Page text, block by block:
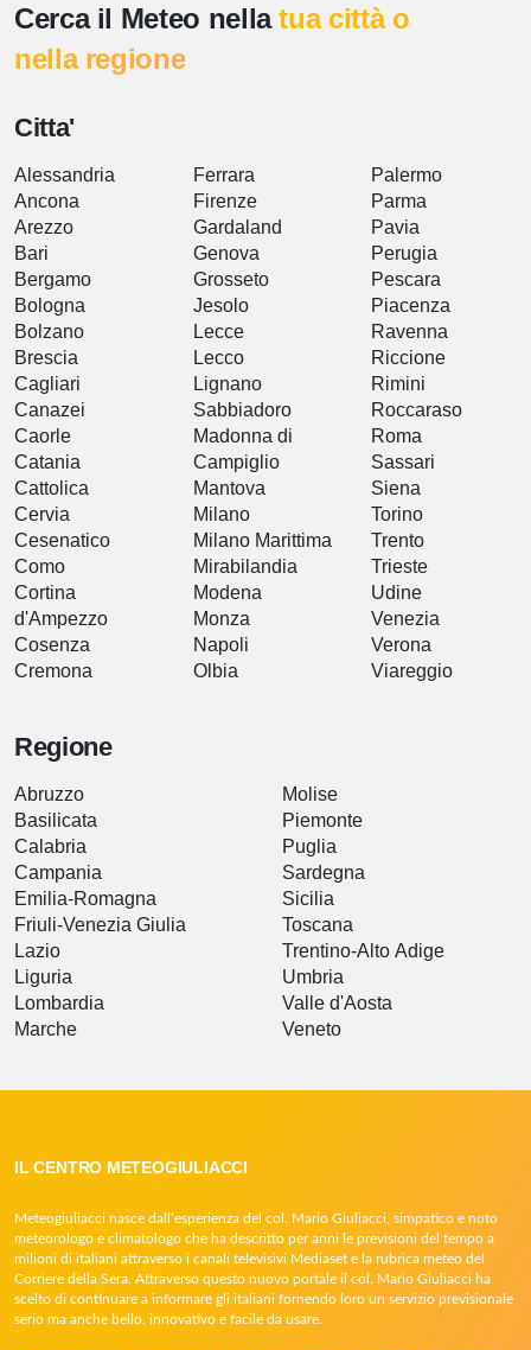
Cerca il Meteo nellatua città o
nella regione
Citta'
Alessandria
Ancona
Arezzo
Bari
Bergamo
Bologna
Bolzano
Brescia
Cagliari
Canazei
Caorle
Catania
Cattolica
Cervia
Cesenatico
Como
Cortina
d'Ampezzo
Cosenza
Cremona
Ferrara
Firenze
Gardaland
Genova
Grosseto
Jesolo
Lecce
Lecco
Lignano
Sabbiadoro
Madonna di
Campiglio
Mantova
Milano
Milano Marittima
Mirabilandia
Modena
Monza
Napoli
Olbia
Palermo
Parma
Pavia
Perugia
Pescara
Piacenza
Ravenna
Riccione
Rimini
Roccaraso
Roma
Sassari
Siena
Torino
Trento
Trieste
Udine
Venezia
Verona
Viareggio
Regione
Abruzzo
Basilicata
Calabria
Campania
Emilia-Romagna
Friuli-Venezia Giulia
Lazio
Liguria
Lombardia
Marche
Molise
Piemonte
Puglia
Sardegna
Sicilia
Toscana
Trentino-Alto Adige
Umbria
Valle d'Aosta
Veneto
IL CENTRO METEOGIULIACCI
Meteogiuliacci nasce dall’esperienza del col. Mario Giuliacci, simpatico e noto
meteorologo e climatologo che ha descritto per anni le previsioni del tempo a
milioni di italiani attraverso i canali televisivi Mediaset e la rubrica meteo del
Corriere della Sera. Attraverso questo nuovo portale il col. Mario Giuliacci ha
scelto di continuare a informare gli italiani fornendo loro un servizio previsionale
serio ma anche bello, innovativo e facile da usare.